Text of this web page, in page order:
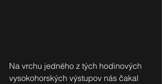
Na vrchu jedného z tých hodinových
vysokohorských výstupov nás čakal